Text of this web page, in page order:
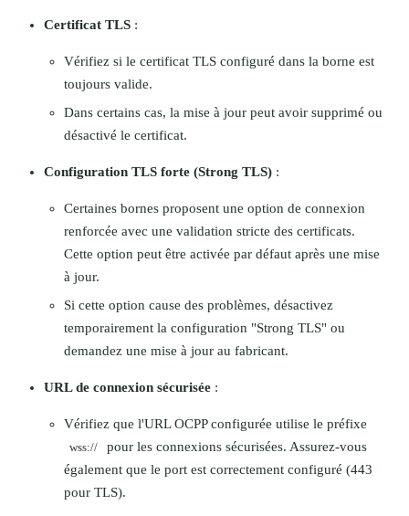
Certificat TLS :
Vérifiez si le certificat TLS configuré dans la borne est
toujours valide.
Dans certains cas, la mise à jour peut avoir supprimé ou
désactivé le certificat.
Configuration TLS forte (Strong TLS) :
Certaines bornes proposent une option de connexion
renforcée avec une validation stricte des certificats.
Cette option peut être activée par défaut après une mise
à jour.
Si cette option cause des problèmes, désactivez
temporairement la configuration "Strong TLS" ou
demandez une mise à jour au fabricant.
URL de connexion sécurisée :
Vérifiez que l'URL OCPP configurée utilise le préfixe
wss://
pour les connexions sécurisées. Assurez-vous
également que le port est correctement configuré (443
pour TLS).